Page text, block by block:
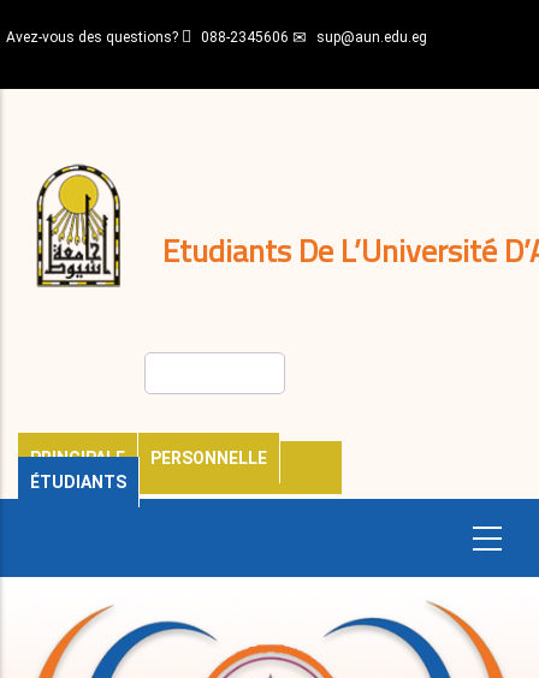
au
principal
Avez-vous des questions? 088-2345606 sup@aun.edu.eg
Etudiants De L’Université
PRINCIPALE
PERSONNELLE
ÉTUDIANTS
décisions
Expatriés
Journal